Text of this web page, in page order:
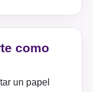
como
un papel